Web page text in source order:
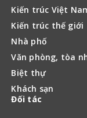
Kiến trúc Việt
Kiến trúc thế giới
Nhà phố
Văn phòng, tòa
Biệt thự
Khách sạn
Đối tác